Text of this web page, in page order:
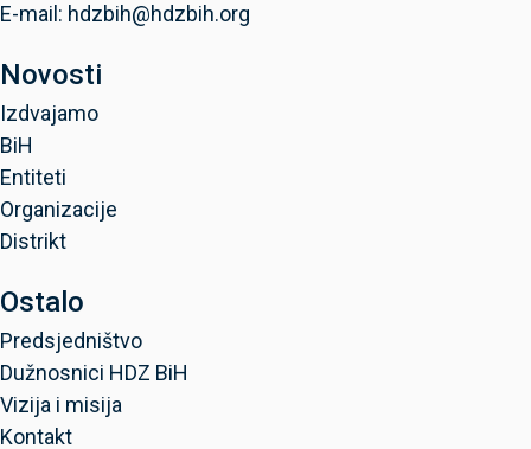
E-mail: hdzbih@hdzbih.org
Novosti
Izdvajamo
BiH
Entiteti
Organizacije
Distrikt
Ostalo
Predsjedništvo
Dužnosnici HDZ BiH
Vizija i misija
Kontakt